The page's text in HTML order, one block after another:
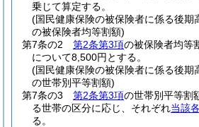
乗じて算定する。
(国民健康保険の被保険者に係る後期
の被保険者均等割額)
第7条の2
第2条第3項の被保険者均等
について8,500円とする。
(国民健康保険の被保険者に係る後期
の世帯別平等割額)
第7条の3
第2条第3項の世帯別平等割
る世帯の区分に応じ、それぞれ当該
る。